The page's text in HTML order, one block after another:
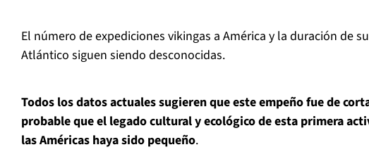
El número de expediciones vikingas a América y la duración de
Atlántico siguen siendo desconocidas.
Todos los datos actuales sugieren que este empeño fue de
probable que el legado cultural y ecológico de esta primera
las Américas haya sido pequeño.